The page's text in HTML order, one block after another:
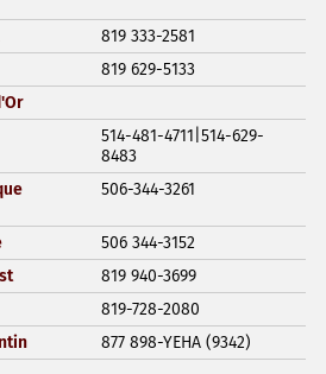
819 333-2581
819 629-5133
514-481-4711|514-629-
8483
506-344-3261
506 344-3152
819 940-3699
819-728-2080
877 898-YEHA (9342)